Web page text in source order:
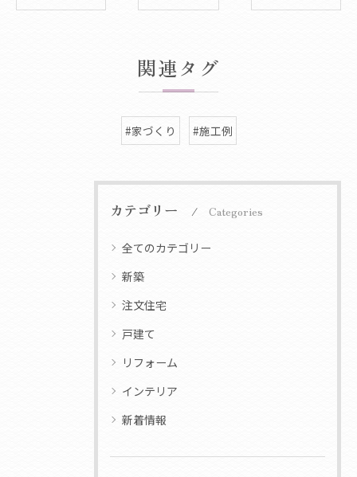
関連タグ
#家づくり #施工例
カテゴリー Categories
全てのカテゴリー
新築
注文住宅
戸建て
リフォーム
インテリア
新着情報